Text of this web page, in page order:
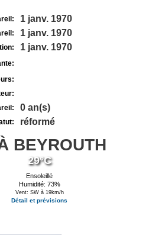
1 janv. 1970
1 janv. 1970
1 janv. 1970
0 an(s)
réformé
BEYROUTH
29°C
Ensoleillé
Humidité: 73%
Vent: SW à 19km/h
Détail et prévisions